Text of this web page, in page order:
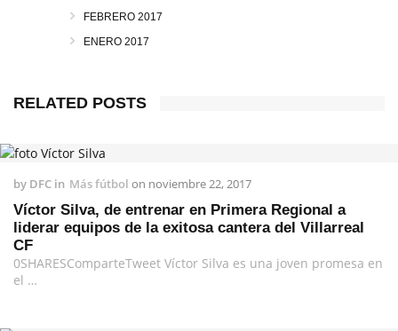
FEBRERO 2017
ENERO 2017
RELATED POSTS
by DFC in Más fútbol on noviembre 22, 2017
Víctor Silva, de entrenar en Primera Regional a
liderar equipos de la exitosa cantera del Villarreal
CF
0SHARESComparteTweet Víctor Silva es una joven promesa en
el …